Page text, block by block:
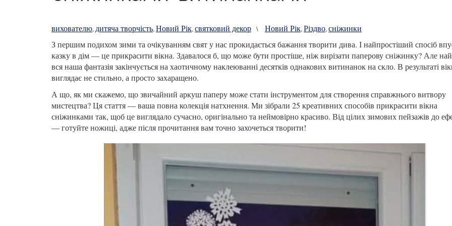
вихователю, дитяча творчість,Новий Рік,святковий декор \ Новий Рік,Різдво,сніжинки
З першим подихом зими та очікуванням свят у нас прокидається бажання творити дива. І найпростіший спосіб
казку в дім — це прикрасити вікна. Здавалося б, що може бути простіше, ніж вирізати паперову сніжинку? Але
вся наша фантазія закінчується на хаотичному наклеюванні десятків однакових витинанок на скло. В результаті
виглядає не стильно, а просто захаращено.
А що, як ми скажемо, що звичайний аркуш паперу може стати інструментом для створення справжнього витвору
мистецтва? Ця стаття — ваша повна колекція натхнення. Ми зібрали 25 креативних способів прикрасити вікна
сніжинками так, щоб це виглядало сучасно, оригінально та неймовірно красиво. Від цілих зимових пейзажів до
— готуйте ножиці, адже після прочитання вам точно захочеться творити!